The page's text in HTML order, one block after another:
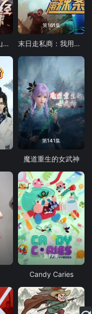
全民御兽：开局山海经，我横扫全球
第161集
末日走私商：我用辣条换金砖动态漫画
第141集
魔道重生的女武神
第17集
Candy Caries